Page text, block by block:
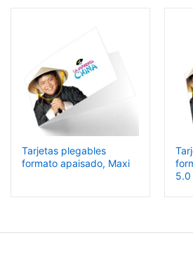
Tarjetas plegables
formato apaisado, Maxi
5.0